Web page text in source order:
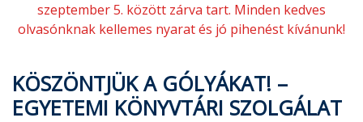
szeptember 5. között zárva tart. Minden kedves
olvasónknak kellemes nyarat és jó pihenést kívánunk!
KÖSZÖNTJÜK A GÓLYÁKAT! –
EGYETEMI KÖNYVTÁRI SZOLGÁLAT